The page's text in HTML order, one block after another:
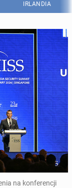
IRLANDIA
na konferencji